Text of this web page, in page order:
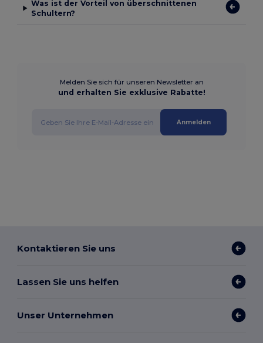
Was ist der Vorteil von überschnittenen
Schultern?
Melden Sie sich für unseren Newsletter an
und erhalten Sie exklusive Rabatte!
Anmelden
Kontaktieren Sie uns
Lassen Sie uns helfen
Unser Unternehmen